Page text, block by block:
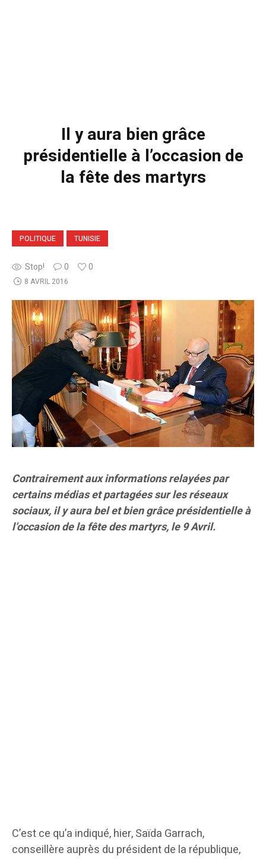
Il y aura bien grâce
présidentielle à l’occasion de
la fête des martyrs
POLITIQUE TUNISIE
Stop! 0 0
8 AVRIL 2016
Contrairement aux informations relayées par
certains médias et partagées sur les réseaux
sociaux, il y aura bel et bien grâce présidentielle à
l’occasion de la fête des martyrs, le 9 Avril.
C’est ce qu’a indiqué, hier, Saïda Garrach,
conseillère auprès du président de la république,